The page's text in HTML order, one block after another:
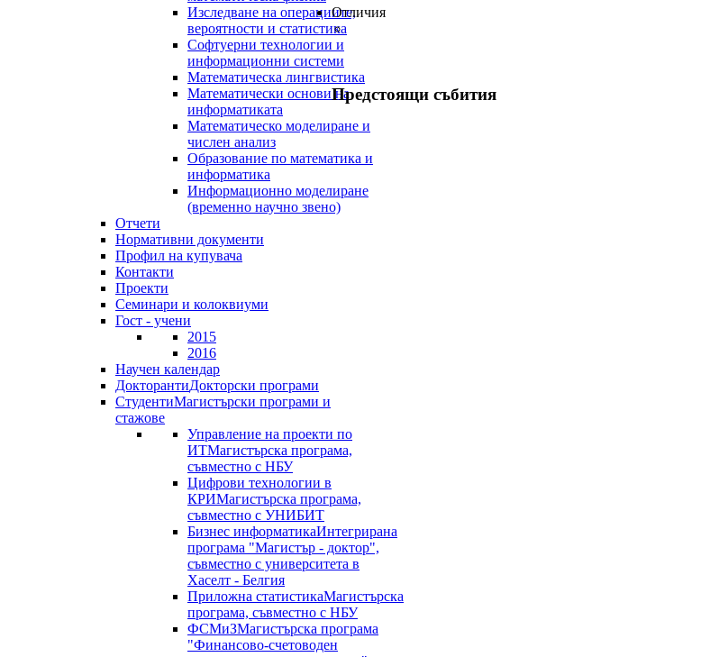
Изследване на операциите,
вероятности и статистика
Софтуерни технологии и
информационни системи
Математическа лингвистика
Математически основи на
информатиката
Математическо моделиране и
числен анализ
Образование по математика и
информатика
Информационно моделиране
(временно научно звено)
Отчети
Нормативни документи
Профил на купувача
Контакти
Проекти
Семинари и колоквиуми
Гост - учени
2015
2016
Научен календар
ДокторантиДокторски програми
СтудентиМагистърски програми и
стажове
Управление на проекти по
ИТМагистърска програма,
съвместно с НБУ
Цифрови технологии в
КРИМагистърска програма,
съвместно с УНИБИТ
Бизнес информатикаИнтегрирана
програма "Магистър - доктор",
съвместно с университета в
Хаселт - Белгия
Приложна статистикаМагистърска
програма, съвместно с НБУ
ФСМиЗМагистърска програма
"Финансово-счетоводен
Отличия
Предстоящи събития